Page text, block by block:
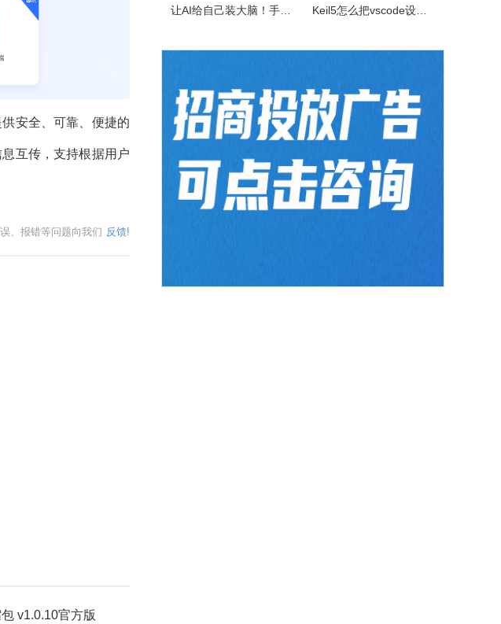
安全、可靠、便捷的
互传，支持根据用户
、报错等问题向我们 反馈!
v1.0.10官方版
让AI给自己装大脑！手把手教你学会安装使用Agent Skill Keil5怎么把vscode设置外部编辑器